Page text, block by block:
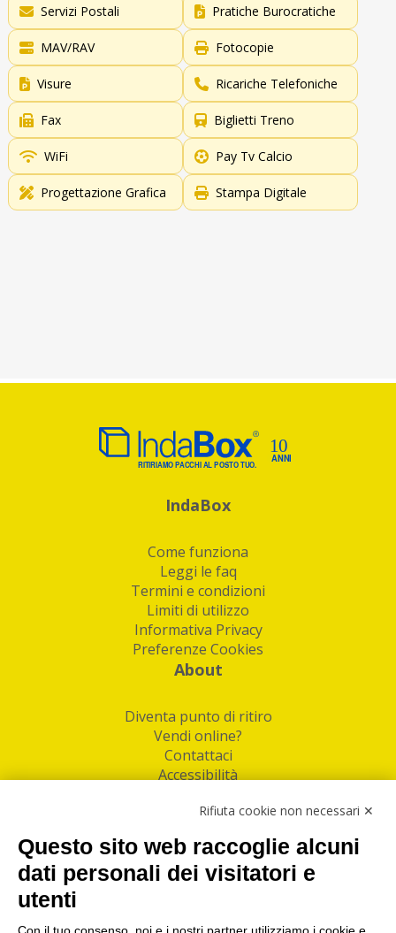
Servizi Postali Pratiche Burocratiche
MAV/RAV Fotocopie
Visure Ricariche Telefoniche
Fax Biglietti Treno
WiFi Pay Tv Calcio
Progettazione Grafica Stampa Digitale
IndaBox
Come funziona
Leggi le faq
Termini e condizioni
Limiti di utilizzo
Informativa Privacy
Preferenze Cookies
About
Diventa punto di ritiro
Vendi online?
Contattaci
Accessibilità
Facebook
Linkedin
I nostri punti di ritiro e spedizione pacchi nelle
Rifiuta cookie non necessari ✕
Questo sito web raccoglie alcuni
dati personali dei visitatori e
utenti